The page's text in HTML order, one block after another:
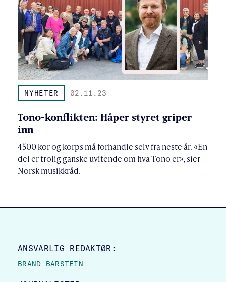
NYHETER 02.11.23
Tono-konflikten: Håper styret griper
inn
4500 kor og korps må forhandle selv fra neste år. «En
del er trolig ganske uvitende om hva Tono er», sier
Norsk musikkråd.
SITE FOOTER
ANSVARLIG REDAKTØR:
BRAND BARSTEIN